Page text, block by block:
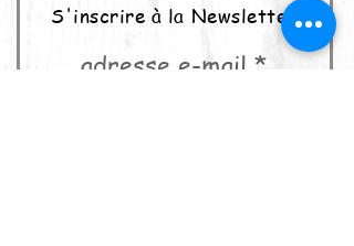
S'inscrire à la Newsletter
adresse e-mail